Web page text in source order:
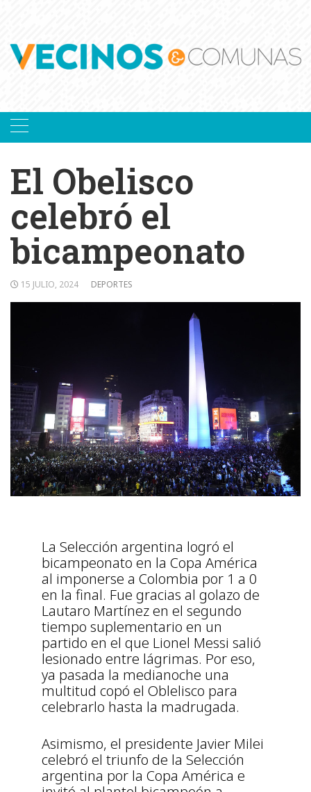
El Obelisco
celebró el
bicampeonato
15 JULIO, 2024 DEPORTES
La Selección argentina logró el
bicampeonato en la Copa América
al imponerse a Colombia por 1 a 0
en la final. Fue gracias al golazo de
Lautaro Martínez en el segundo
tiempo suplementario en un
partido en el que Lionel Messi salió
lesionado entre lágrimas. Por eso,
ya pasada la medianoche una
multitud copó el Oblelisco para
celebrarlo hasta la madrugada.
Asimismo, el presidente Javier Milei
celebró el triunfo de la Selección
argentina por la Copa América e